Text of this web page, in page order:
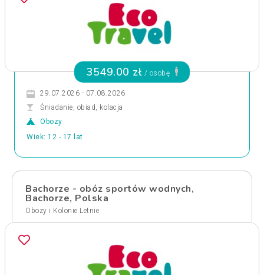
3549.00 zł / osobę
29.07.2026 - 07.08.2026
Śniadanie, obiad, kolacja
Obozy
Wiek: 12 - 17 lat
Bachorze - obóz sportów wodnych,
Bachorze, Polska
Obozy i Kolonie Letnie